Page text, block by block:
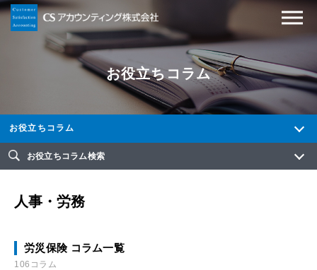
お役立ちコラム
お役立ちコラム
お役立ちコラム検索
人事・労務
労災保険 コラム一覧
106コラム